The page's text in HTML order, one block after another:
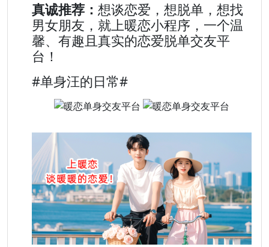
真诚推荐： 想谈恋爱，想脱单，想找
男女朋友，就上暖恋小程序，一个温
馨、有趣且真实的恋爱脱单交友平
台！
#单身汪的日常#